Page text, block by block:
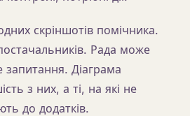
скріншотів помічника.
Рада може
запитання. Діаграма
з них, а ті, на які не
до додатків.